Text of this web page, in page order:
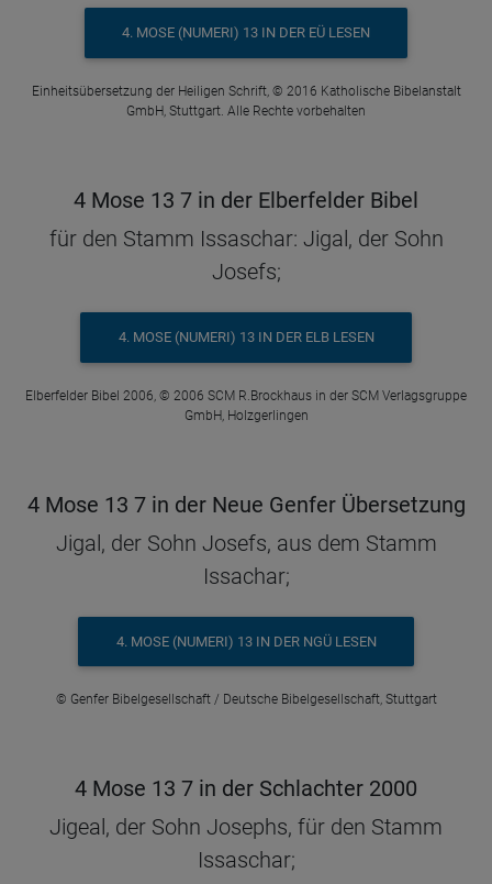
4. MOSE (NUMERI) 13 IN DER EÜ LESEN
Einheitsübersetzung der Heiligen Schrift, © 2016 Katholische Bibelanstalt
GmbH, Stuttgart. Alle Rechte vorbehalten
4 Mose 13 7 in der Elberfelder Bibel
für den Stamm Issaschar: Jigal, der Sohn
Josefs;
4. MOSE (NUMERI) 13 IN DER ELB LESEN
Elberfelder Bibel 2006, © 2006 SCM R.Brockhaus in der SCM Verlagsgruppe
GmbH, Holzgerlingen
4 Mose 13 7 in der Neue Genfer Übersetzung
Jigal, der Sohn Josefs, aus dem Stamm
Issachar;
4. MOSE (NUMERI) 13 IN DER NGÜ LESEN
© Genfer Bibelgesellschaft / Deutsche Bibelgesellschaft, Stuttgart
4 Mose 13 7 in der Schlachter 2000
Jigeal, der Sohn Josephs, für den Stamm
Issaschar;